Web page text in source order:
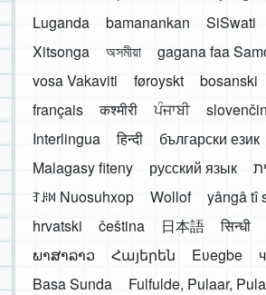
Luganda bamanankan SiSwati
Xitsonga
অসমীয়া
gagana faa
vosa Vakaviti
føroyskt bosanski
français
कश्मीरी ਪੰਜਾਬੀ
Interlingua
हिन्दी
български език
Malagasy fiteny
русский язык
ꆈꌠ꒿ Nuosuhxop
Wollof yângâ tî
hrvatski
čeština 日本語 सिन्धी
ພາສາລາວ
Հայերեն Eʋegbe
Basa Sunda
Fulfulde, Pulaar,